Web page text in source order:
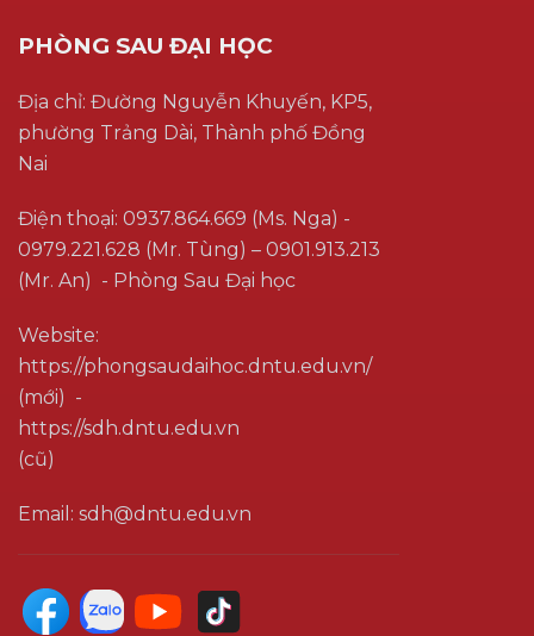
PHÒNG SAU ĐẠI HỌC
Địa chỉ: Đường Nguyễn Khuyến, KP5,
phường Trảng Dài, Thành phố Đồng
Nai
Điện thoại: 0937.864.669 (Ms. Nga) -
0979.221.628 (Mr. Tùng) – 0901.913.213
(Mr. An) - Phòng Sau Đại học
Website:
https://phongsaudaihoc.dntu.edu.vn/
(mới) -
https://sdh.dntu.edu.vn
(cũ)
Email: sdh@dntu.edu.vn